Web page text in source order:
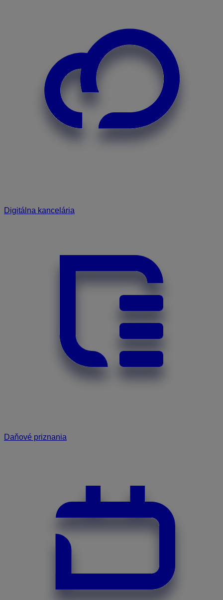
Digitálna kancelária
Daňové priznania